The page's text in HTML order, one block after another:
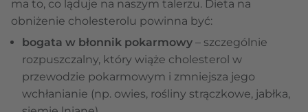
ma to, co ląduje na naszym talerzu. Dieta na
obniżenie cholesterolu powinna być:
bogata w błonnik pokarmowy – szczególnie
rozpuszczalny, który wiąże cholesterol w
przewodzie pokarmowym i zmniejsza jego
wchłanianie (np. owies, rośliny strączkowe, jabłka,